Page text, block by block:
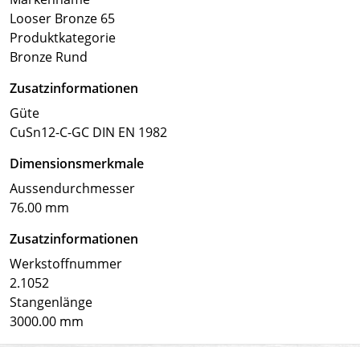
Looser Bronze 65
Produktkategorie
Bronze Rund
Zusatzinformationen
Güte
CuSn12-C-GC DIN EN 1982
Dimensionsmerkmale
Aussendurchmesser
76.00 mm
Zusatzinformationen
Werkstoffnummer
2.1052
Stangenlänge
3000.00 mm